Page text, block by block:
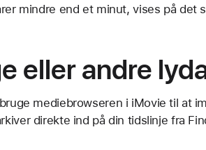
mindre end et minut, vises på
eller andre
mediebrowseren i iMovie til at
direkte ind på din tidslinje fra